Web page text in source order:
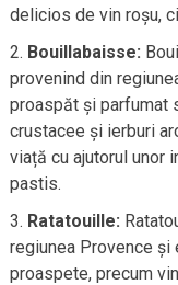
delicios de vin roșu,
Bouillabaisse:
provenind din
proaspăt și parfumat
crustacee și ierburi
viață cu ajutorul unor
pastis.
Ratatouille:
regiunea Provence și
proaspete, precum